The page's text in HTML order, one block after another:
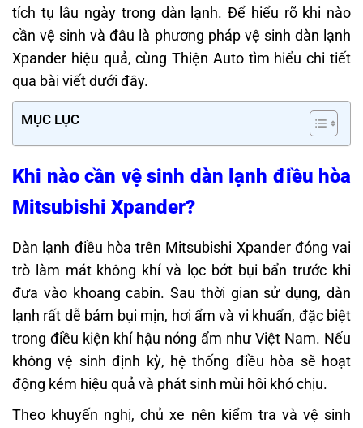
tích tụ lâu ngày trong dàn lạnh. Để hiểu rõ khi nào
cần vệ sinh và đâu là phương pháp vệ sinh dàn lạnh
Xpander hiệu quả, cùng Thiện Auto tìm hiểu chi tiết
qua bài viết dưới đây.
MỤC LỤC
Khi nào cần vệ sinh dàn lạnh điều hòa
Mitsubishi Xpander?
Dàn lạnh điều hòa trên Mitsubishi Xpander đóng vai
trò làm mát không khí và lọc bớt bụi bẩn trước khi
đưa vào khoang cabin. Sau thời gian sử dụng, dàn
lạnh rất dễ bám bụi mịn, hơi ẩm và vi khuẩn, đặc biệt
trong điều kiện khí hậu nóng ẩm như Việt Nam. Nếu
không vệ sinh định kỳ, hệ thống điều hòa sẽ hoạt
động kém hiệu quả và phát sinh mùi hôi khó chịu.
Theo khuyến nghị, chủ xe nên kiểm tra và vệ sinh